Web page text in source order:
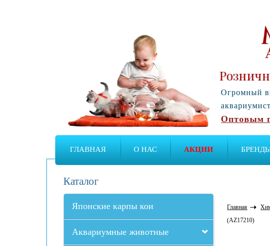
Огромный
Оптовым
ГЛАВНАЯ О НАС АКЦИИ
Каталог
Японские карпы кои
Аквариумные животные
Главная
(AZ17210)